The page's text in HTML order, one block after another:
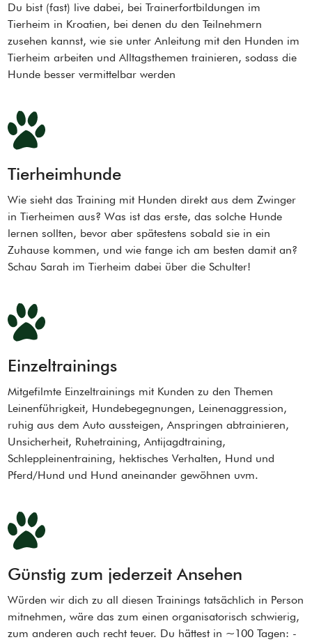
Du bist (fast) live dabei, bei Trainerfortbildungen im
Tierheim in Kroatien, bei denen du den Teilnehmern
zusehen kannst, wie sie unter Anleitung mit den Hunden im
Tierheim arbeiten und Alltagsthemen trainieren, sodass die
Hunde besser vermittelbar werden
Tierheimhunde
Wie sieht das Training mit Hunden direkt aus dem Zwinger
in Tierheimen aus? Was ist das erste, das solche Hunde
lernen sollten, bevor aber spätestens sobald sie in ein
Zuhause kommen, und wie fange ich am besten damit an?
Schau Sarah im Tierheim dabei über die Schulter!
Einzeltrainings
Mitgefilmte Einzeltrainings mit Kunden zu den Themen
Leinenführigkeit, Hundebegegnungen, Leinenaggression,
ruhig aus dem Auto aussteigen, Anspringen abtrainieren,
Unsicherheit, Ruhetraining, Antijagdtraining,
Schleppleinentraining, hektisches Verhalten, Hund und
Pferd/Hund und Hund aneinander gewöhnen uvm.
Günstig zum jederzeit Ansehen
Würden wir dich zu all diesen Trainings tatsächlich in Person
mitnehmen, wäre das zum einen organisatorisch schwierig,
zum anderen auch recht teuer. Du hättest in ~100 Tagen: -